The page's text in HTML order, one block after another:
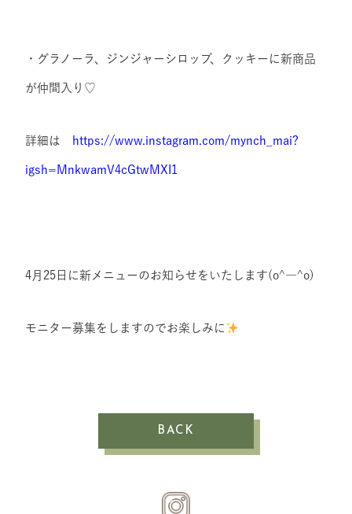
・グラノーラ、ジンジャーシロップ、クッキーに新商品
が仲間入り♡
詳細は https://www.instagram.com/mynch_mai?
igsh=MnkwamV4cGtwMXI1
4月25日に新メニューのお知らせをいたします(o^―^o)
モニター募集をしますのでお楽しみに
BACK